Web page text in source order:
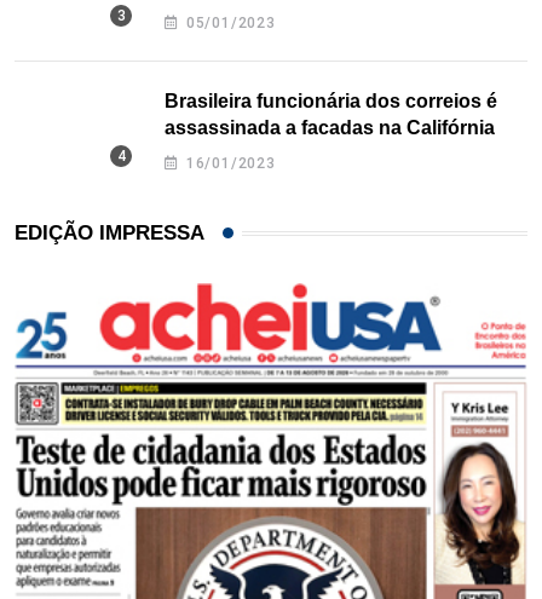
Texas
05/01/2023
Brasileira funcionária dos correios é
assassinada a facadas na Califórnia
16/01/2023
EDIÇÃO IMPRESSA